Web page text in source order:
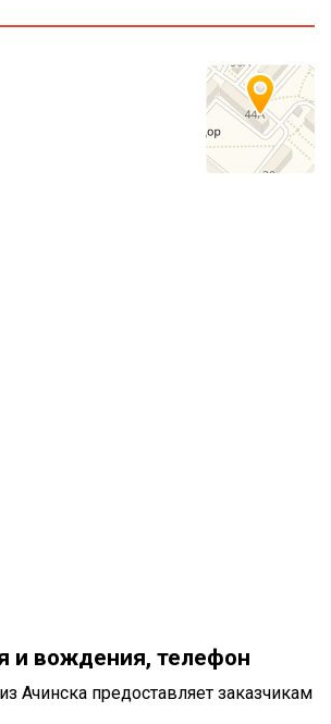
и вождения, телефон
Ачинска предоставляет заказчикам